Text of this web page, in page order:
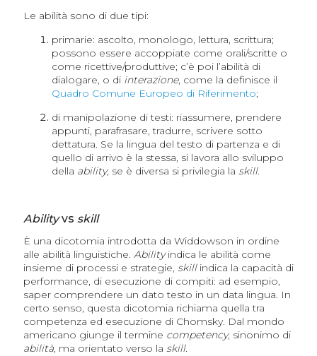
Le abilità sono di due tipi:
primarie: ascolto, monologo, lettura, scrittura;
possono essere accoppiate come orali/scritte o
come ricettive/produttive; c’è poi l’abilità di
dialogare, o di interazione, come la definisce il
Quadro Comune Europeo di Riferimento;
di manipolazione di testi: riassumere, prendere
appunti, parafrasare, tradurre, scrivere sotto
dettatura. Se la lingua del testo di partenza e di
quello di arrivo è la stessa, si lavora allo sviluppo
della ability, se è diversa si privilegia la skill.
Abilityvs skill
È una dicotomia introdotta da Widdowson in ordine
alle abilità linguistiche. Abilityindica le abilità come
insieme di processi e strategie, skillindica la capacità di
performance, di esecuzione di compiti: ad esempio,
saper comprendere un dato testo in un data lingua. In
certo senso, questa dicotomia richiama quella tra
competenza ed esecuzione di Chomsky. Dal mondo
americano giunge il termine competency, sinonimo di
abilità, ma orientato verso la skill.